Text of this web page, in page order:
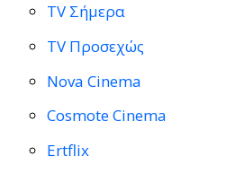
TV Σήμερα
TV Προσεχώς
Nova Cinema
Cosmote Cinema
Ertflix